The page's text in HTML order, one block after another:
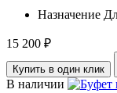
Назначение
15 200 ₽
Купить в один клик
В наличии